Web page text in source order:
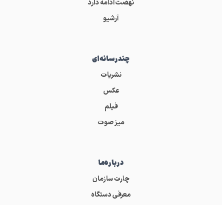
نهضت ادامه دارد
آرشیو
چندرسانه‌ای
نشریات
عکس
فیلم
میز صوت
درباره‌ما
چارت سازمان
معرفی دستگاه